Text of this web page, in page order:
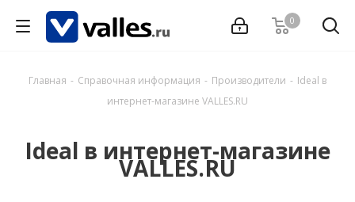
0
Главная - Справочная информация - Производители - Ideal в
интернет-магазине VALLES.RU
Ideal в интернет-магазине
VALLES.RU